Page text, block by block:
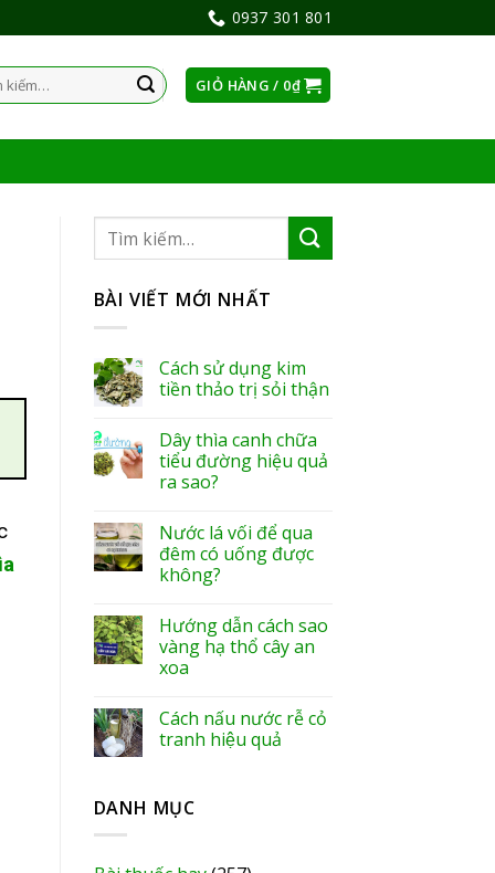
0937 301 801
GIỎ HÀNG / 0₫
BÀI VIẾT MỚI NHẤT
Cách sử dụng kim
tiền thảo trị sỏi thận
Dây thìa canh chữa
tiểu đường hiệu quả
ra sao?
Nước lá vối để qua
đêm có uống được
không?
Hướng dẫn cách sao
vàng hạ thổ cây an
xoa
Cách nấu nước rễ cỏ
tranh hiệu quả
DANH MỤC